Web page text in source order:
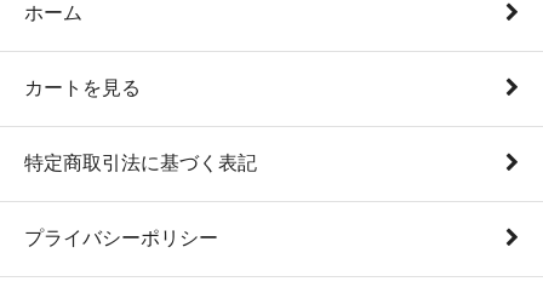
ホーム
カートを見る
特定商取引法に基づく表記
プライバシーポリシー